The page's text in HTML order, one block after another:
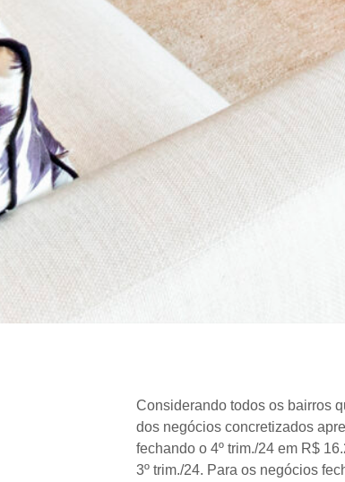
Considerando todos os bairros
dos negócios concretizados
fechando o 4º trim./24 em R$
3º trim./24. Para os negócios